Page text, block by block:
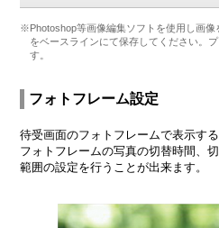
※Photoshop等画像編集ソフトを使用し画
をベースラインにて保存してください。
す。
フォトフレーム設定
待受画面のフォトフレームで表示す
フォトフレームの写真の切替時間、
範囲の設定を行うことが出来ます。